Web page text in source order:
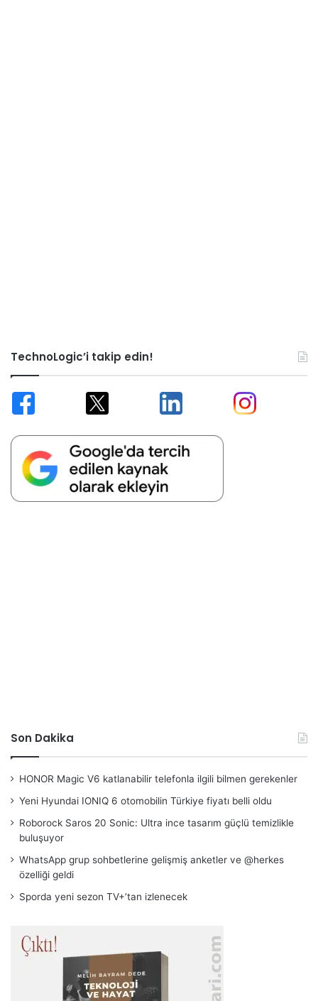
TechnoLogic’i takip edin!
Son Dakika
HONOR Magic V6 katlanabilir telefonla ilgili bilmen gerekenler
Yeni Hyundai IONIQ 6 otomobilin Türkiye fiyatı belli oldu
Roborock Saros 20 Sonic: Ultra ince tasarım güçlü temizlikle
buluşuyor
WhatsApp grup sohbetlerine gelişmiş anketler ve @herkes
özelliği geldi
Sporda yeni sezon TV+’tan izlenecek